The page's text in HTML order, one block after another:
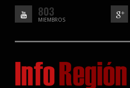
803
MIEMBROS